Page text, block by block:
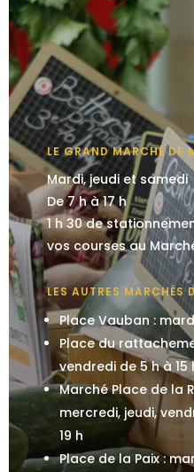
LE GRAND MARCHÉ DE
Mardi, jeudi et samedi
De 7 h à 17 h
1 h 30 de
vos courses au
LES AUTRES MARCHÉS
Place Vauban :
Place du
vendredi de 5 h à 15
Marché Place de la
mercredi, jeudi,
19 h
Place de la Paix :